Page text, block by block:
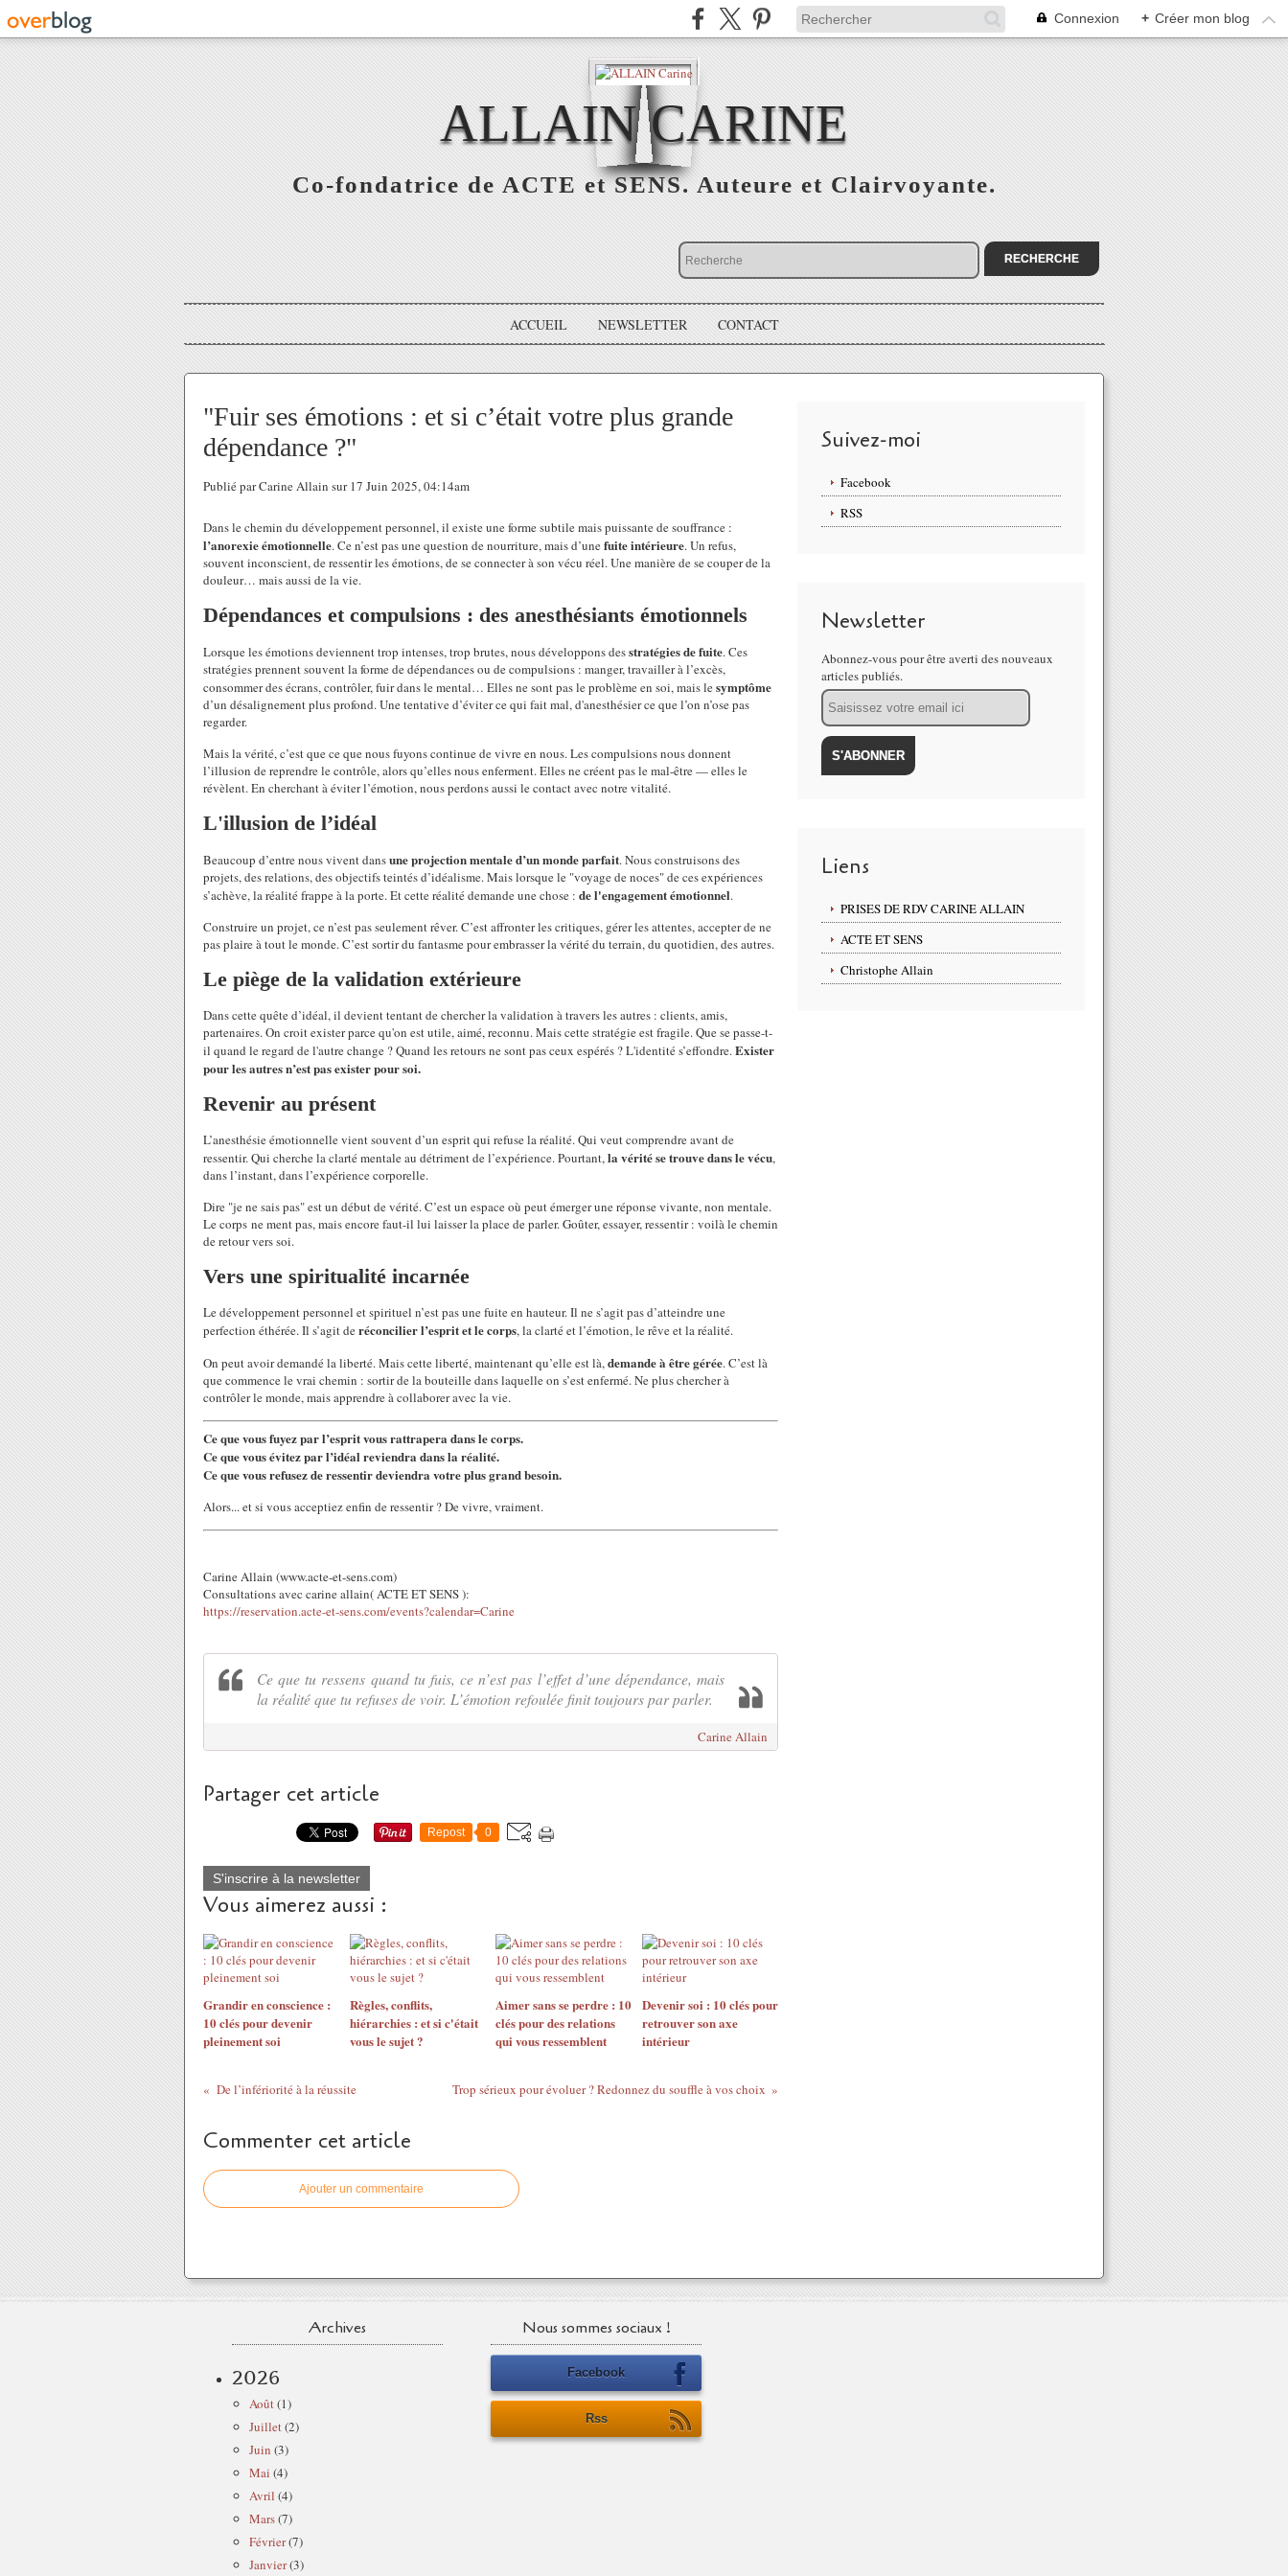
Connexion + Créer mon blog
ALLAIN CARINE
Co-fondatrice de ACTE et SENS. Auteure et Clairvoyante.
ACCUEIL NEWSLETTER CONTACT
"Fuir ses émotions : et si c’était votre plus grande
dépendance ?"
Publié par Carine Allain sur 17 Juin 2025, 04:14am
Dans le chemin du développement personnel, il existe une forme subtile mais puissante de souffrance :
l’anorexie émotionnelle. Ce n’est pas une question de nourriture, mais d’unefuite intérieure. Un refus,
souvent inconscient, de ressentir les émotions, de se connecter à son vécu réel. Une manière de se couper de la
douleur… mais aussi de la vie.
Dépendances et compulsions : des anesthésiants émotionnels
Lorsque les émotions deviennent trop intenses, trop brutes, nous développons desstratégies de fuite. Ces
stratégies prennent souvent la forme de dépendances ou de compulsions : manger, travailler à l’excès,
consommer des écrans, contrôler, fuir dans le mental… Elles ne sont pas le problème en soi, mais lesymptôme
d’un désalignement plus profond. Une tentative d’éviter ce qui fait mal, d'anesthésier ce que l’on n’ose pas
regarder.
Mais la vérité, c’est que ce que nous fuyons continue de vivre en nous. Les compulsions nous donnent
l’illusion de reprendre le contrôle, alors qu’elles nous enferment. Elles ne créent pas le mal-être — elles le
révèlent. En cherchant à éviter l’émotion, nous perdons aussi le contact avec notre vitalité.
L'illusion de l’idéal
Beaucoup d’entre nous vivent dansune projection mentale d’un monde parfait. Nous construisons des
projets, des relations, des objectifs teintés d’idéalisme. Mais lorsque le "voyage de noces" de ces expériences
s’achève, la réalité frappe à la porte. Et cette réalité demande une chose : de l'engagement émotionnel.
Construire un projet, ce n’est pas seulement rêver. C’est affronter les critiques, gérer les attentes, accepter de ne
pas plaire à tout le monde. C’est sortir du fantasme pour embrasser la vérité du terrain, du quotidien, des autres.
Le piège de la validation extérieure
Dans cette quête d’idéal, il devient tentant de chercher la validation à travers les autres : clients, amis,
partenaires. On croit exister parce qu'on est utile, aimé, reconnu. Mais cette stratégie est fragile. Que se passe-t-
il quand le regard de l'autre change ? Quand les retours ne sont pas ceux espérés ? L'identité s’effondre.Exister
pour les autres n’est pas exister pour soi.
Revenir au présent
L’anesthésie émotionnelle vient souvent d’un esprit qui refuse la réalité. Qui veut comprendre avant de
ressentir. Qui cherche la clarté mentale au détriment de l’expérience. Pourtant,la vérité se trouve dans le vécu,
dans l’instant, dans l’expérience corporelle.
Dire "je ne sais pas" est un début de vérité. C’est un espace où peut émerger une réponse vivante, non mentale.
Le corps ne ment pas, mais encore faut-il lui laisser la place de parler. Goûter, essayer, ressentir : voilà le chemin
de retour vers soi.
Vers une spiritualité incarnée
Le développement personnel et spirituel n’est pas une fuite en hauteur. Il ne s’agit pas d’atteindre une
perfection éthérée. Il s’agit deréconcilier l’esprit et le corps, la clarté et l’émotion, le rêve et la réalité.
On peut avoir demandé la liberté. Mais cette liberté, maintenant qu’elle est là,demande à être gérée. C’est là
que commence le vrai chemin : sortir de la bouteille dans laquelle on s’est enfermé. Ne plus chercher à
contrôler le monde, mais apprendre à collaborer avec la vie.
Ce que vous fuyez par l’esprit vous rattrapera dans le corps.
Ce que vous évitez par l’idéal reviendra dans la réalité.
Ce que vous refusez de ressentir deviendra votre plus grand besoin.
Alors... et si vous acceptiez enfin de ressentir ? De vivre, vraiment.
Carine Allain (www.acte-et-sens.com)
Consultations avec carine allain( ACTE ET SENS ):
https://reservation.acte-et-sens.com/events?calendar=Carine
Ce que tu ressens quand tu fuis, ce n’est pas l’effet d’une dépendance, mais
la réalité que tu refuses de voir. L’émotion refoulée finit toujours par parler.
Carine Allain
Partager cet article
Repost 0
S'inscrire à la newsletter
Vous aimerez aussi :
Grandir en conscience :
10 clés pour devenir
pleinement soi
Règles, conflits,
hiérarchies : et si c'était
vous le sujet ?
Aimer sans se perdre : 10
clés pour des relations
qui vous ressemblent
Devenir soi : 10 clés pour
retrouver son axe
intérieur
De l’infériorité à la réussite Trop sérieux pour évoluer ? Redonnez du souffle à vos choix
Commenter cet article
Ajouter un commentaire
Suivez-moi
Facebook
RSS
Newsletter
Abonnez-vous pour être averti des nouveaux
articles publiés.
Email
Liens
PRISES DE RDV CARINE ALLAIN
ACTE ET SENS
Christophe Allain
Archives
2026
Août(1)
Juillet(2)
Juin (3)
Mai (4)
Avril (4)
Mars(7)
Février(7)
Janvier(3)
Nous sommes sociaux !
Facebook
Rss